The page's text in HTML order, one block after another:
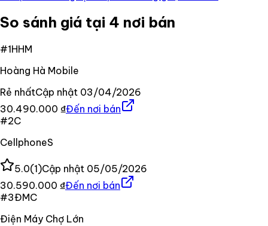
So sánh giá tại 4 nơi bán
#1HHM
Hoàng Hà Mobile
Rẻ nhấtCập nhật 03/04/2026
30.490.000 ₫Đến nơi bán
#2C
CellphoneS
5.0(1)Cập nhật 05/05/2026
30.590.000 ₫Đến nơi bán
#3ĐMC
Điện Máy Chợ Lớn